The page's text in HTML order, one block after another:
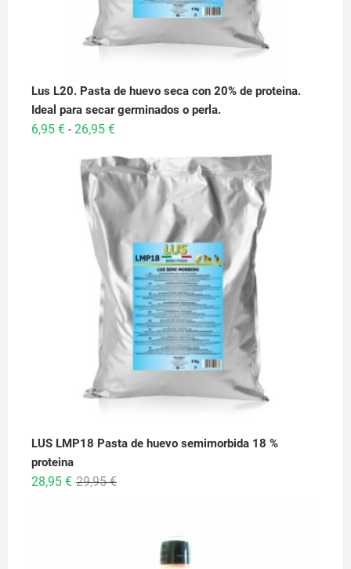
Lus L20. Pasta de huevo seca con 20% de proteina.
Ideal para secar germinados o perla.
6,95 € - 26,95 €Rango
precios:
desde
6,95 €
26,95 €
LUS LMP18 Pasta de huevo semimorbida 18 %
proteina
29,95€El
28,95 €
El